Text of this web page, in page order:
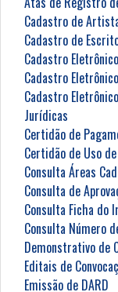
Cadastro de
Cadastro de
Cadastro
Cadastro
Cadastro
Jurídicas
Certidão de
Certidão de Uso
Consulta Áreas
Consulta de
Consulta Ficha do
Consulta Número
Demonstrativo de
Editais de
Emissão de DARD